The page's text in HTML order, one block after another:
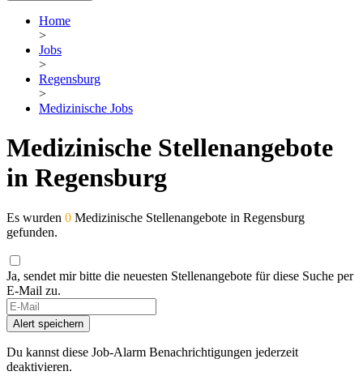
Home
>
Jobs
>
Regensburg
>
Medizinische Jobs
Medizinische Stellenangebote
in Regensburg
Es wurden 0 Medizinische Stellenangebote in Regensburg
gefunden.
Ja, sendet mir bitte die neuesten Stellenangebote für diese Suche per
E-Mail zu.
If
you
are
a
human,
Alert speichern
Du kannst diese Job-Alarm Benachrichtigungen jederzeit
deaktivieren.